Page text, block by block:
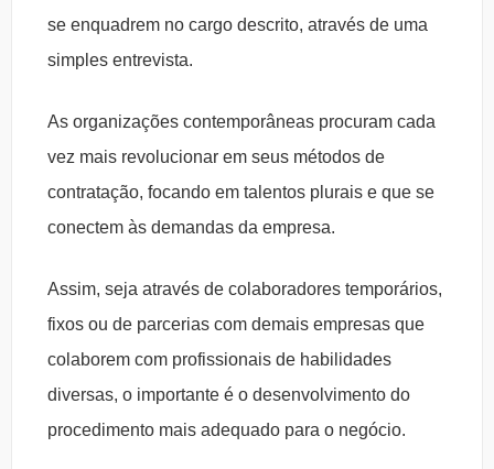
se enquadrem no cargo descrito, através de uma
simples entrevista.
As organizações contemporâneas procuram cada
vez mais revolucionar em seus métodos de
contratação, focando em talentos plurais e que se
conectem às demandas da empresa.
Assim, seja através de colaboradores temporários,
fixos ou de parcerias com demais empresas que
colaborem com profissionais de habilidades
diversas, o importante é o desenvolvimento do
procedimento mais adequado para o negócio.